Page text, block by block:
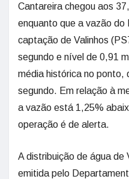
Cantareira chegou aos
enquanto que a vazão
captação de Valinhos
segundo e nível de 0,91
média histórica no ponto,
segundo. Em relação à
a vazão está 1,25%
operação é de alerta.
A distribuição de água de
emitida pelo